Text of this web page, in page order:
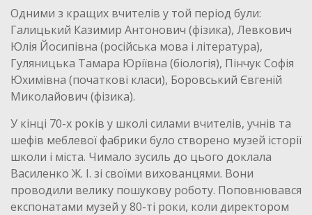
Одними з кращих вчителів у той період були:
Галицький Казимир Антонович (фізика), Левкович
Юлія Йосипівна (російська мова і література),
Гуляницька Тамара Юріївна (біологія), Пінчук Софія
Юхимівна (початкові класи), Боровський Євгеній
Миколайович (фізика).
У кінці 70-х років у школі силами вчителів, учнів та
шефів меблевої фабрики було створено музей історії
школи і міста. Чимало зусиль до цього доклала
Василенко Ж. І. зі своїми вихованцями. Вони
проводили велику пошукову роботу. Поповнювався
експонатами музей у 80-ті роки, коли директором